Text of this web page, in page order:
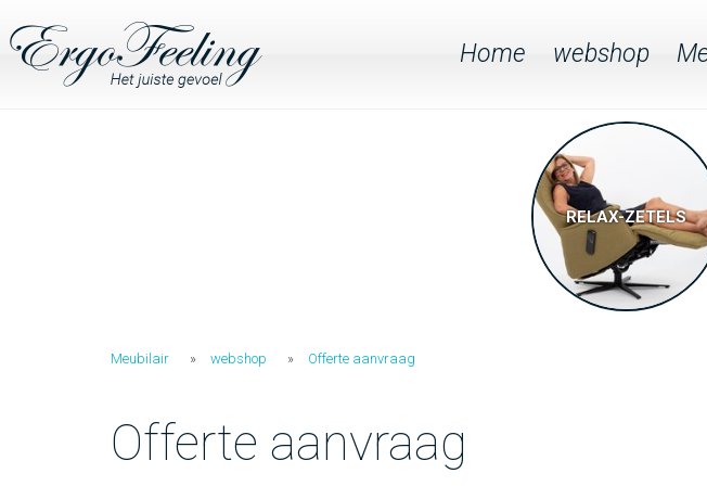
Home webshop
RELAX-ZETELS
Meubilair webshop Offerte aanvraag
Offerte aanvraag